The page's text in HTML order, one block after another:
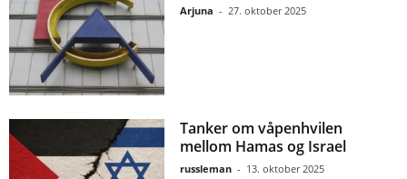
Arjuna - 27. oktober 2025
Tanker om våpenhvilen
mellom Hamas og Israel
russleman - 13. oktober 2025